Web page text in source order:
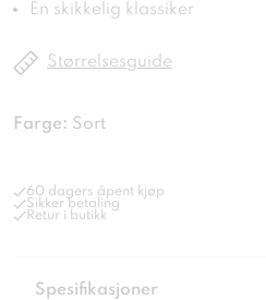
En skikkelig klassiker
Størrelsesguide
Farge: Sort
60 dagers åpent kjøp
Sikker betaling
Retur i butikk
Spesifikasjoner